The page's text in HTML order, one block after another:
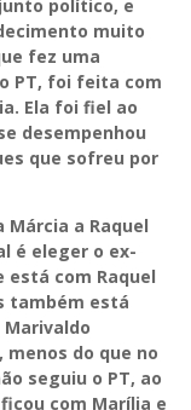
político, e
muito
fez uma
PT, foi feita com
Ela foi fiel ao
desempenhou
que sofreu por
a Raquel
é eleger o ex-
está com Raquel
também está
menos do que no
seguiu o PT, ao
com Marília e